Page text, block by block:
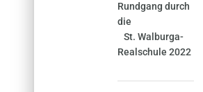
Rundgang durch
die
St. Walburga-
Realschule 2022